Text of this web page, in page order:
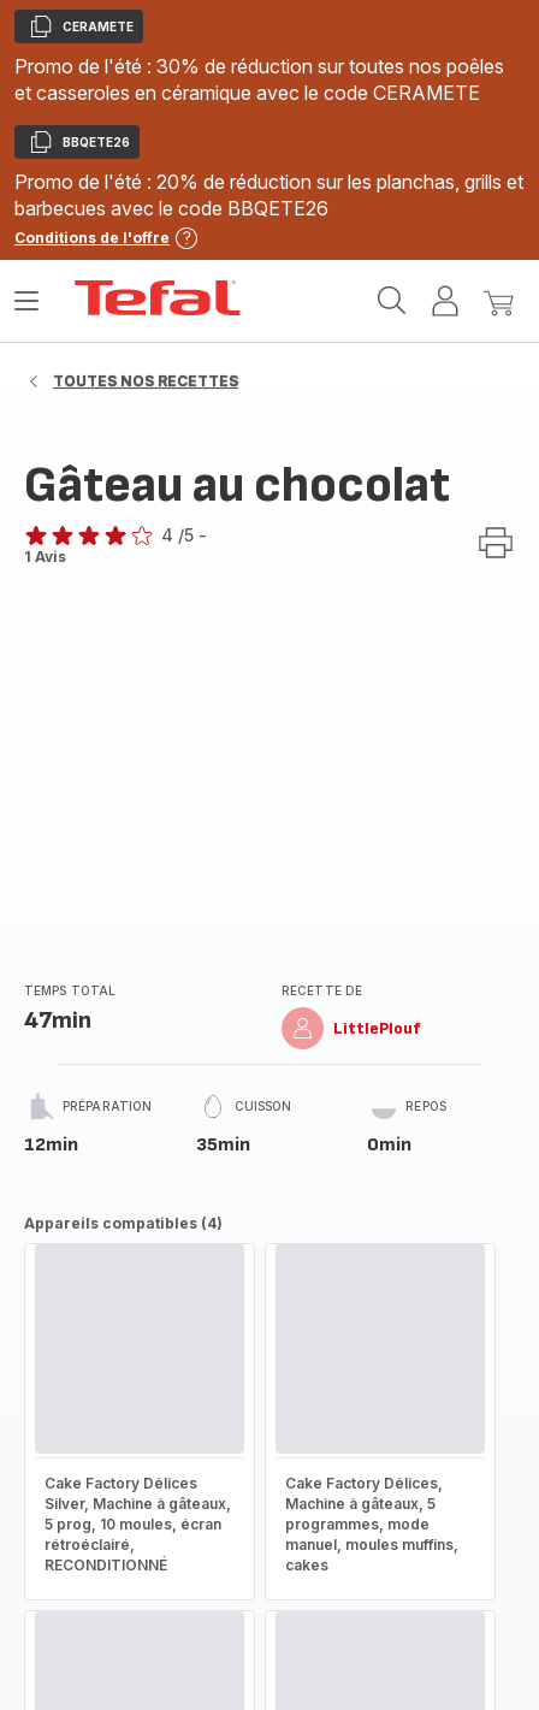
Copier
CERAMETE
Promo de l'été : 30% de réduction sur toutes nos poêles
et casseroles en céramique avec le code CERAMETE
Copier
BBQETE26
Promo de l'été : 20% de réduction sur les planchas, grills et
barbecues avec le code BBQETE26
Conditions de l'offre
MonMon
Ouvrir
TOUTES NOS RECETTES
Gâteau au chocolat
Avis
4 /5 -
1 Avis
TEMPS TOTAL
47min
RECETTE DE
LittlePlouf
PRÉPARATION
12min
CUISSON
35min
REPOS
0min
Appareils compatibles (4)
Cake Factory Délices
Silver, Machine à gâteaux,
5 prog, 10 moules, écran
rétroéclairé,
RECONDITIONNÉ
Cake Factory Délices,
Machine à gâteaux, 5
programmes, mode
manuel, moules muffins,
cakes